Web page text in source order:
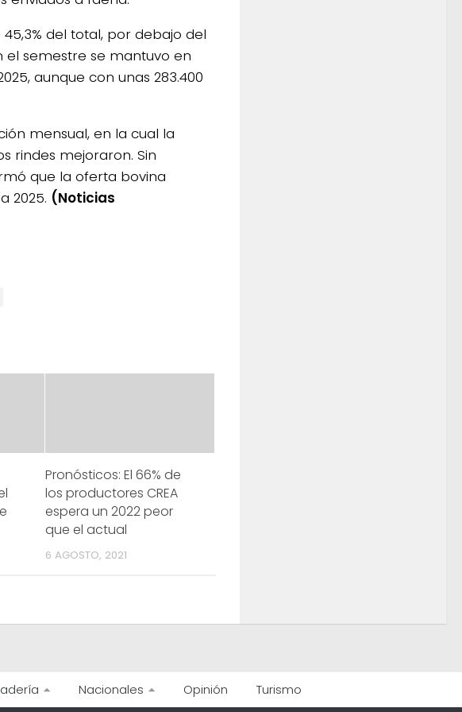
del total, por debajo del
el semestre se mantuvo en
aunque con unas 283.400
mensual, en la cual la
rindes mejoraron. Sin
que la oferta bovina
2025. (Noticias
Pronósticos: El 66% de
los productores CREA
espera un 2022 peor
que el actual
6 AGOSTO, 2021
Nacionales Opinión Turismo